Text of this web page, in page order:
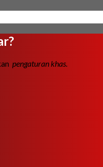
pengaturan khas.